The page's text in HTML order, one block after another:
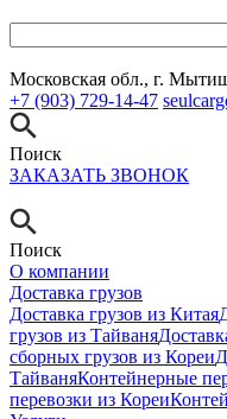
Московская обл., г.
+7 (903) 729-14-47
Поиск
ЗАКАЗАТЬ ЗВОНОК
Поиск
О компании
Доставка грузов
Доставка грузов из Китая
грузов из Тайваня
сборных грузов из Кореи
ТайваняКонтейнерные
перевозки из Кореи